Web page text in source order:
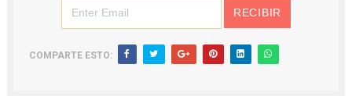
COMPARTE ESTO: